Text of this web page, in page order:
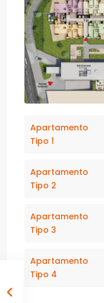
Apartamento
Tipo 1
Apartamento
Tipo 2
Apartamento
Tipo 3
Apartamento
Tipo 4